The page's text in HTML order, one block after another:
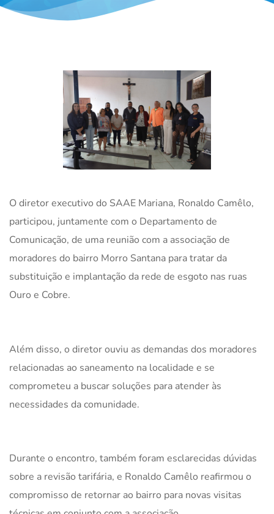
O diretor executivo do SAAE Mariana, Ronaldo Camêlo,
participou, juntamente com o Departamento de
Comunicação, de uma reunião com a associação de
moradores do bairro Morro Santana para tratar da
substituição e implantação da rede de esgoto nas ruas
Ouro e Cobre.
Além disso, o diretor ouviu as demandas dos moradores
relacionadas ao saneamento na localidade e se
comprometeu a buscar soluções para atender às
necessidades da comunidade.
Durante o encontro, também foram esclarecidas dúvidas
sobre a revisão tarifária, e Ronaldo Camêlo reafirmou o
compromisso de retornar ao bairro para novas visitas